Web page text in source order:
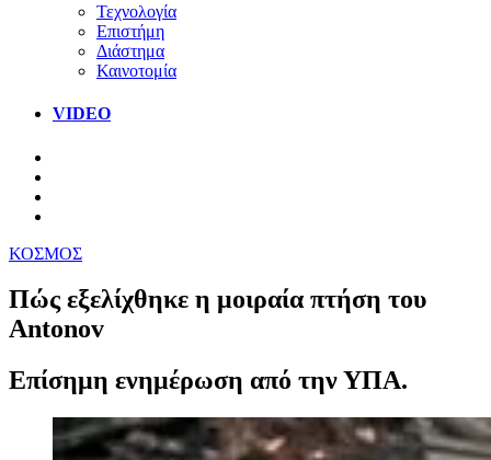
Τεχνολογία
Επιστήμη
Διάστημα
Καινοτομία
VIDEO
ΚΟΣΜΟΣ
Πώς εξελίχθηκε η μοιραία πτήση του
Antonov
Επίσημη ενημέρωση από την ΥΠΑ.